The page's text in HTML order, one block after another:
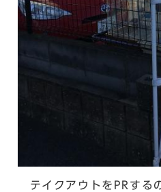
テイクアウトをPRする